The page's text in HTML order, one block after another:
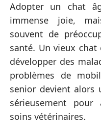
Adopter un chat
immense joie,
souvent de
santé. Un vieux
développer des
problèmes de
senior devient alors
sérieusement
soins vétérinaires.